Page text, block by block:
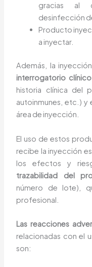
gracias al
desinfección
Producto
a inyectar.
Además, la
interrogatorio clínico
historia clínica del
autoinmunes, etc.)
área de inyección.
El uso de estos
recibe la inyección
los efectos y
trazabilidad del
número de lote),
profesional.
Las reacciones
relacionadas con el
son: